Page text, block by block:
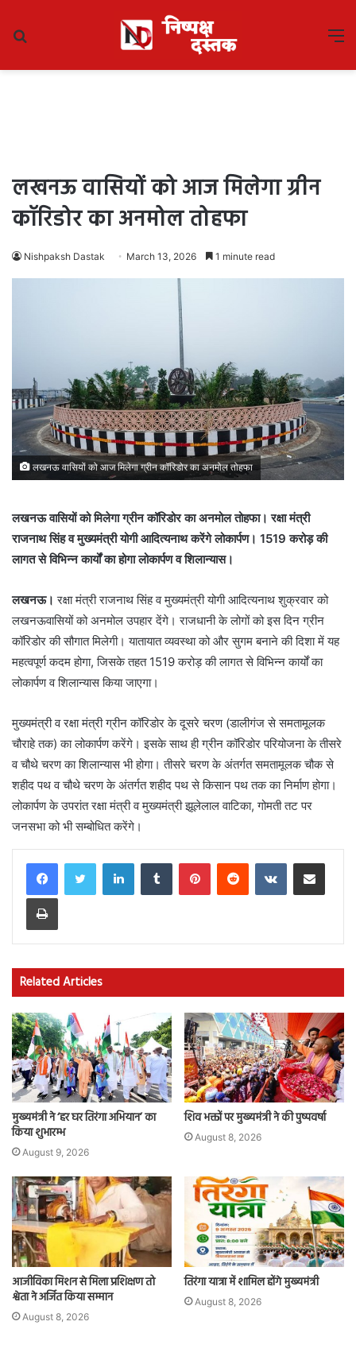
लखनऊ वासियों को आज मिलेगा ग्रीन
कॉरिडोर का अनमोल तोहफा
Nishpaksh Dastak March 13, 2026 1 minute read
लखनऊ वासियों को आज मिलेगा ग्रीन कॉरिडोर का अनमोल तोहफा
लखनऊ वासियों को मिलेगा ग्रीन कॉरिडोर का अनमोल तोहफा। रक्षा मंत्री
राजनाथ सिंह व मुख्यमंत्री योगी आदित्यनाथ करेंगे लोकार्पण। 1519 करोड़ की
लागत से विभिन्न कार्यों का होगा लोकार्पण व शिलान्यास।
लखनऊ।रक्षा मंत्री राजनाथ सिंह व मुख्यमंत्री योगी आदित्यनाथ शुक्रवार को
लखनऊवासियों को अनमोल उपहार देंगे। राजधानी के लोगों को इस दिन ग्रीन
कॉरिडोर की सौगात मिलेगी। यातायात व्यवस्था को और सुगम बनाने की दिशा में यह
महत्वपूर्ण कदम होगा, जिसके तहत 1519 करोड़ की लागत से विभिन्न कार्यों का
लोकार्पण व शिलान्यास किया जाएगा।
मुख्यमंत्री व रक्षा मंत्री ग्रीन कॉरिडोर के दूसरे चरण (डालीगंज से समतामूलक
चौराहे तक) का लोकार्पण करेंगे। इसके साथ ही ग्रीन कॉरिडोर परियोजना के तीसरे
व चौथे चरण का शिलान्यास भी होगा। तीसरे चरण के अंतर्गत समतामूलक चौक से
शहीद पथ व चौथे चरण के अंतर्गत शहीद पथ से किसान पथ तक का निर्माण होगा।
लोकार्पण के उपरांत रक्षा मंत्री व मुख्यमंत्री झूलेलाल वाटिका, गोमती तट पर
जनसभा को भी सम्बोधित करेंगे।
LinkedInTumblr PinterestReddit VKontakteShare via Email
Print
Related Articles
मुख्यमंत्री ने ‘हर घर तिरंगा अभियान’ का
किया शुभारम्भ
August 9, 2026
शिव भक्तों पर मुख्यमंत्री ने की पुष्पवर्षा
August 8, 2026
आजीविका मिशन से मिला प्रशिक्षण तो
श्वेता ने अर्जित किया सम्मान
August 8, 2026
तिरंगा यात्रा में शामिल होंगे मुख्यमंत्री
August 8, 2026